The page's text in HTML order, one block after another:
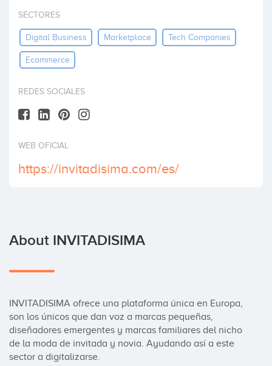
Invest
SECTORES
Digital Business Marketplace Tech Companies
Ecommerce
REDES SOCIALES
WEB OFICIAL
https://invitadisima.com/es/
About INVITADISIMA
INVITADISIMA ofrece una plataforma única en Europa,
son los únicos que dan voz a marcas pequeñas,
diseñadores emergentes y marcas familiares del nicho
de la moda de invitada y novia. Ayudando así a este
sector a digitalizarse.